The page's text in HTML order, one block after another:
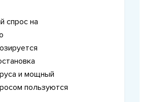
спрос на
и мощный
пользуются
климатических
японских брендов